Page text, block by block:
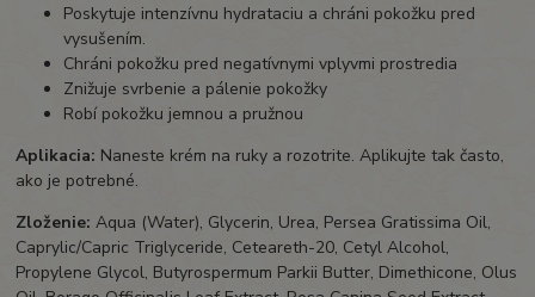
Poskytuje intenzívnu hydrataciu a chráni pokožku pred
vysušením.
Chráni pokožku pred negatívnymi vplyvmi prostredia
Znižuje svrbenie a pálenie pokožky
Robí pokožku jemnou a pružnou
Aplikacia: Naneste krém na ruky a rozotrite. Aplikujte tak často,
ako je potrebné.
Zloženie: Aqua (Water), Glycerin, Urea, Persea Gratissima Oil,
Caprylic/Capric Triglyceride, Ceteareth-20, Cetyl Alcohol,
Propylene Glycol, Butyrospermum Parkii Butter, Dimethicone, Olus